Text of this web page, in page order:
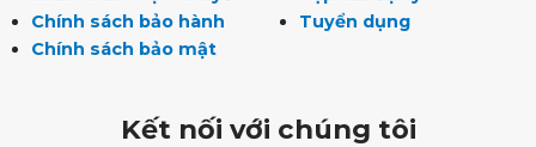
Chính sách bảo hành
Chính sách bảo mật
Tuyển dụng
Kết nối với chúng tôi